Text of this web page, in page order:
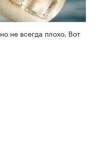
не всегда плохо. Вот